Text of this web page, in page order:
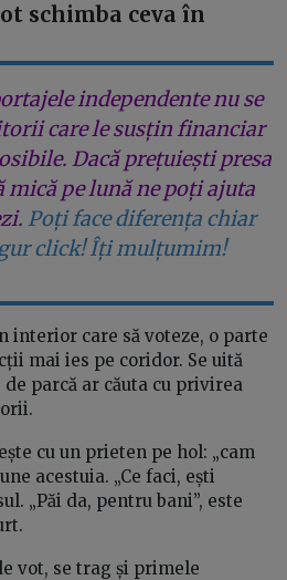
schimba ceva în
independente nu se
care le susțin financiar
Dacă prețuiești presa
mică pe lună ne poți ajuta
Poți face diferența chiar
click! Îți mulțumim!
interior care să voteze, o parte
mai ies pe coridor. Se uită
parcă ar căuta cu privirea
cu un prieten pe hol: „cam
acestuia. „Ce faci, ești
„Păi da, pentru bani”, este
vot, se trag și primele